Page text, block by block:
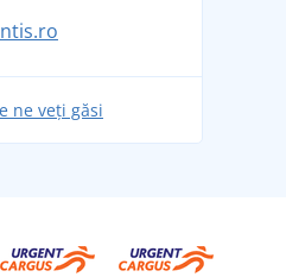
cu bagajul - pregătiți-vă
principal: ținute pentru
ne veți găsi